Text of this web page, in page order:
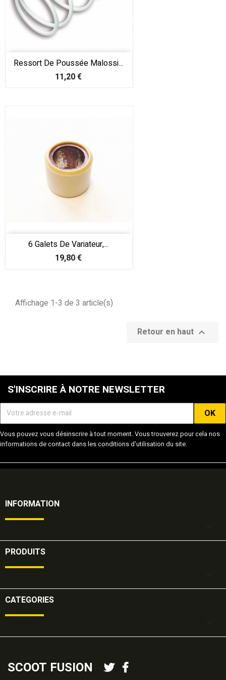
Ressort De Poussée Malossi...
Prix
11,20 €
6 Galets De Variateur,...
Prix
19,80 €
Affichage 1-3 de 3 article(s)
Retour en haut 
S'INSCRIRE À NOTRE NEWSLETTER
Vous pouvez vous désinscrire à tout moment. Vous trouverez pour cela nos
informations de contact dans les conditions d'utilisation du site.
INFORMATION
PRODUITS
CATEGORIES
SCOOT FUSION